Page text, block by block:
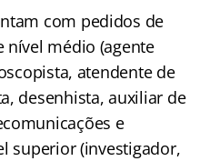
com pedidos de
nível médio (agente
atendente de
desenhista, auxiliar de
e
superior (investigador,